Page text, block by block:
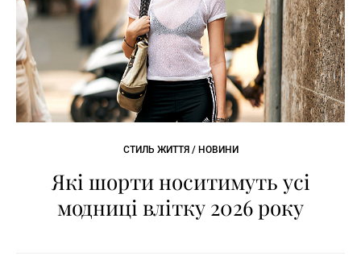
СТИЛЬ ЖИТТЯ / НОВИНИ
Які шорти носитимуть усі
модниці влітку 2026 року